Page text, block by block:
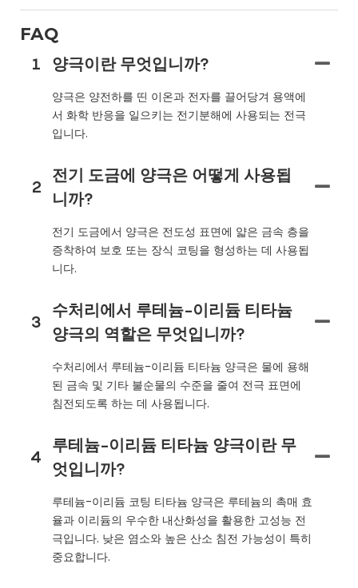
FAQ
1 양극이란 무엇입니까?
양극은 양전하를 띤 이온과 전자를 끌어당겨 용액에
서 화학 반응을 일으키는 전기분해에 사용되는 전극
입니다.
2
전기 도금에 양극은 어떻게 사용됩
니까?
전기 도금에서 양극은 전도성 표면에 얇은 금속 층을
증착하여 보호 또는 장식 코팅을 형성하는 데 사용됩
니다.
3
수처리에서 루테늄-이리듐 티타늄
양극의 역할은 무엇입니까?
수처리에서 루테늄-이리듐 티타늄 양극은 물에 용해
된 금속 및 기타 불순물의 수준을 줄여 전극 표면에
침전되도록 하는 데 사용됩니다.
4
루테늄-이리듐 티타늄 양극이란 무
엇입니까?
루테늄-이리듐 코팅 티타늄 양극은 루테늄의 촉매 효
율과 이리듐의 우수한 내산화성을 활용한 고성능 전
극입니다. 낮은 염소와 높은 산소 침전 가능성이 특히
중요합니다.